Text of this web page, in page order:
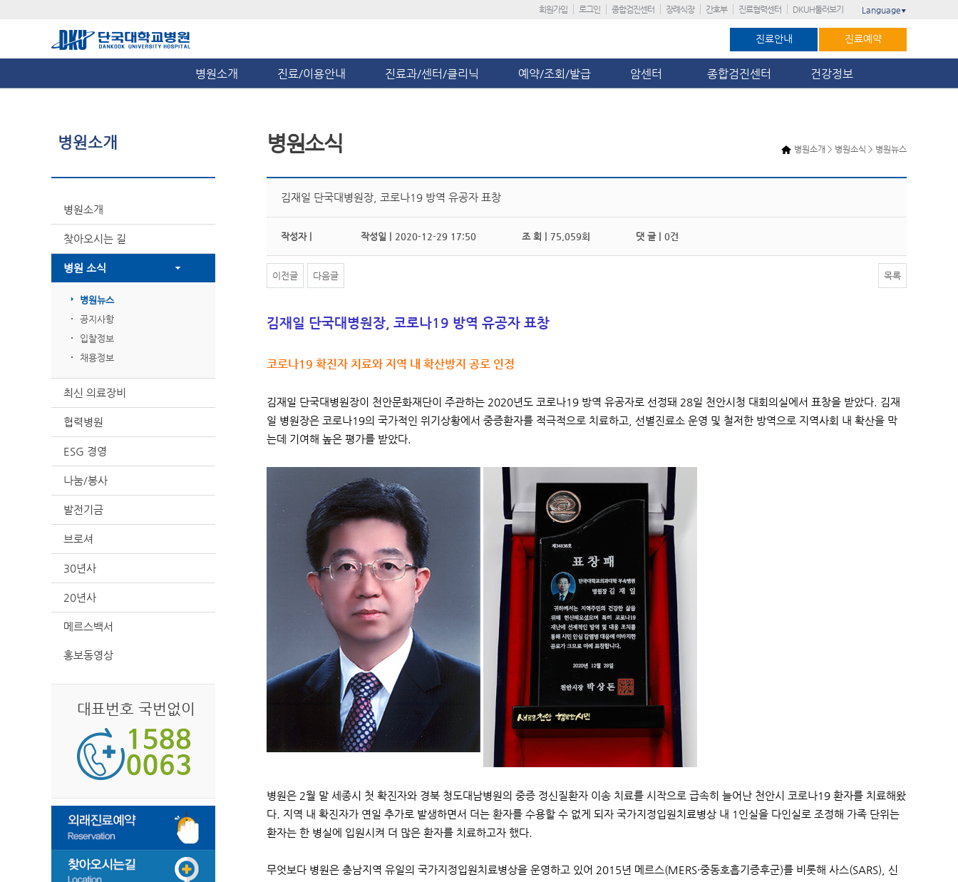
회원가입 로그인 종합검진센터 장례식장 간호부 진료협력센터 DKUH둘러보기 Language ▼
진료안내 진료예약
병원소개 진료/이용안내 진료과/센터/클리닉 예약/조회/발급 암센터 종합검진센터 건강정보
병원소개
병원소개
찾아오시는 길
병원 소식
병원뉴스
공지사항
입찰정보
채용정보
최신 의료장비
협력병원
ESG 경영
나눔/봉사
발전기금
브로셔
30년사
20년사
메르스백서
홍보동영상
대표번호 국번없이
병원소개 > 병원소식 > 병원뉴스
병원소식
김재일 단국대병원장, 코로나19 방역 유공자 표창
작성자 | 작성일 | 2020-12-29 17:50 조 회 | 75,059회 댓 글 | 0건
이전글 다음글 목록
김재일 단국대병원장, 코로나19 방역 유공자 표창
코로나19 확진자 치료와 지역 내 확산방지 공로 인정
김재일 단국대병원장이 천안문화재단이 주관하는 2020년도 코로나19 방역 유공자로 선정돼 28일 천안시청 대회의실에서 표창을 받았다. 김재
일 병원장은 코로나19의 국가적인 위기상황에서 중증환자를 적극적으로 치료하고, 선별진료소 운영 및 철저한 방역으로 지역사회 내 확산을 막
는데 기여해 높은 평가를 받았다.
병원은 2월 말 세종시 첫 확진자와 경북 청도대남병원의 중증 정신질환자 이송 치료를 시작으로 급속히 늘어난 천안시 코로나19 환자를 치료해왔
다. 지역 내 확진자가 연일 추가로 발생하면서 더는 환자를 수용할 수 없게 되자 국가지정입원치료병상 내 1인실을 다인실로 조정해 가족 단위는
환자는 한 병실에 입원시켜 더 많은 환자를 치료하고자 했다.
무엇보다 병원은 충남지역 유일의 국가지정입원치료병상을 운영하고 있어 2015년 메르스(MERS·중동호흡기증후군)를 비롯해 사스(SARS), 신